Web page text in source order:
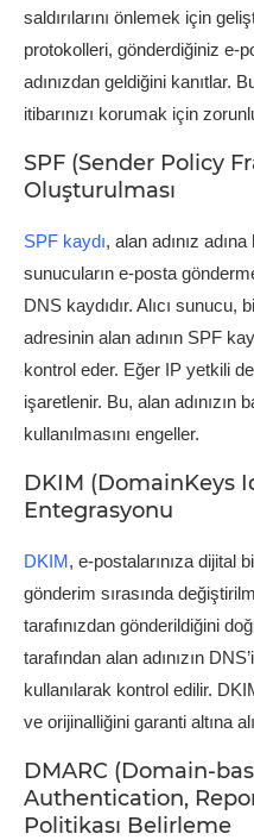
saldırılarını önlemek için
protokolleri, gönderdiğiniz e-
adınızdan geldiğini kanıtlar.
itibarınızı korumak için
SPF (Sender Policy
Oluşturulması
SPF kaydı, alan adınız
sunucuların e-posta
DNS kaydıdır. Alıcı sunucu,
adresinin alan adının SPF
kontrol eder. Eğer IP yetkili
işaretlenir. Bu, alan adınızın
kullanılmasını engeller.
DKIM (DomainKeys
Entegrasyonu
DKIM, e-postalarınıza dijital
gönderim sırasında
tarafınızdan gönderildiğini
tarafından alan adınızın
kullanılarak kontrol edilir.
ve orijinalliğini garanti altına
DMARC (Domain-
Authentication,
Politikası Belirleme